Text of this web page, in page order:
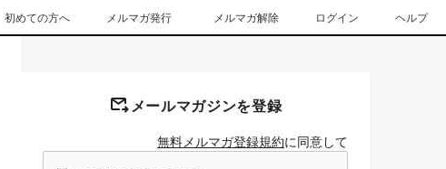
初めての方へ メルマガ発行 メルマガ解除 ログイン ヘルプ
メールマガジンを登録
無料メルマガ登録規約に同意して